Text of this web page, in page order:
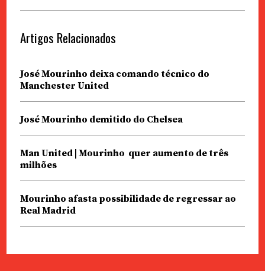
Artigos Relacionados
José Mourinho deixa comando técnico do
Manchester United
José Mourinho demitido do Chelsea
Man United | Mourinho quer aumento de três
milhões
Mourinho afasta possibilidade de regressar ao
Real Madrid